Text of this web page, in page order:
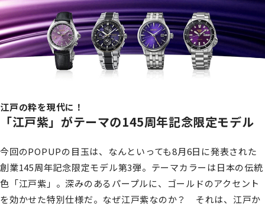
江戸の粋を現代に！
「江戸紫」がテーマの145周年記念限定モデル
今回のPOPUPの目玉は、なんといっても8月6日に発表された
創業145周年記念限定モデル第3弾。テーマカラーは日本の伝統
色「江戸紫」。深みのあるパープルに、ゴールドのアクセント
を効かせた特別仕様だ。なぜ江戸紫なのか？ それは、江戸か